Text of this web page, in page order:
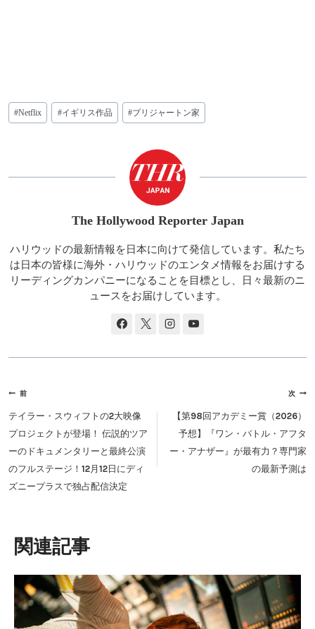
投
稿
#Netflix #イギリス作品 #ブリジャートン家
The Hollywood Reporter Japan
ハリウッドの最新情報を日本に向けて発信しています。私たち
は日本の皆様に海外・ハリウッドのエンタメ情報をお届けする
リーディングカンパニーになることを目標とし、日々最新のニ
ュースをお届けしています。
投
稿
ナ
ビ
ゲ
ー
ン
前
テイラー・スウィフトの2大映像
プロジェクトが登場！ 伝説的ツア
ーのドキュメンタリーと最終公演
のフルステージ！12月12日にディ
ズニープラスで独占配信決定
次
【第98回アカデミー賞（2026）
予想】『ワン・バトル・アフタ
ー・アナザー』が最有力？専門家
の最新予測は
類似投稿